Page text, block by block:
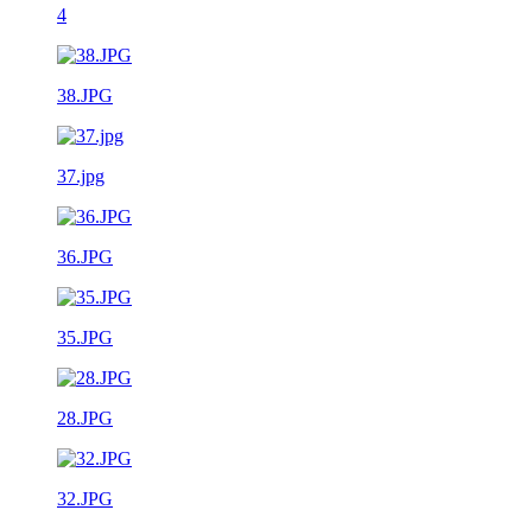
4
38.JPG
37.jpg
36.JPG
35.JPG
28.JPG
32.JPG